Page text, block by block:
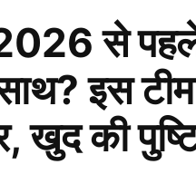
से पहले
इस
की